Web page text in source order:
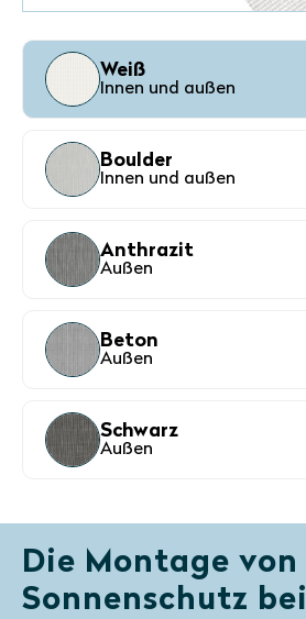
Weiß
Innen und außen
Boulder
Innen und außen
Anthrazit
Außen
Beton
Außen
Schwarz
Außen
Die Montage von
Sonnenschutz bei